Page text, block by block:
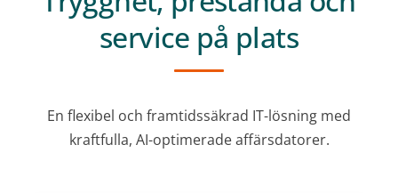
service på plats
En flexibel och framtidssäkrad IT-lösning med
kraftfulla, AI-optimerade affärsdatorer.